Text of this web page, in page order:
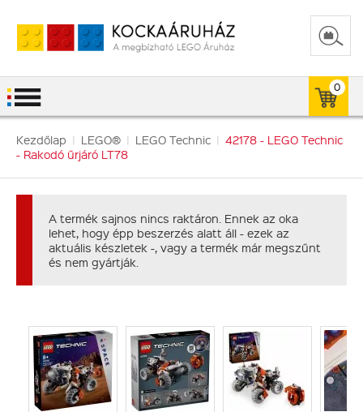
0
Kezdőlap | LEGO® | LEGO Technic | 42178 - LEGO Technic
- Rakodó űrjáró LT78
A termék sajnos nincs raktáron. Ennek az oka
lehet, hogy épp beszerzés alatt áll - ezek az
aktuális készletek -, vagy a termék már megszűnt
és nem gyártják.